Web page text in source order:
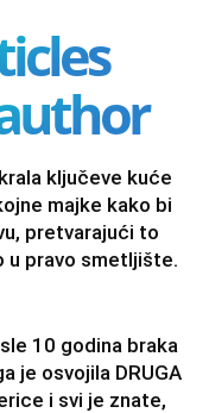
ključeve kuće
majke kako bi
pretvarajući to
u pravo smetljište.
10 godina braka
je osvojila DRUGA
i svi je znate,